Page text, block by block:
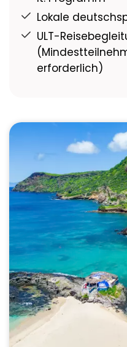
Lokale
ULT-
erforderlich)